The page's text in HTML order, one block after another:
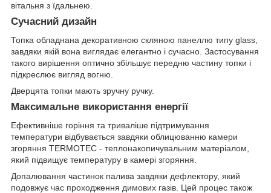
вітальня з їдальнею.
Сучасний дизайн
Топка обладнана декоративною скляною панеллю типу glass,
завдяки якій вона виглядає елегантно і сучасно. Застосування
такого вирішення оптично збільшує передню частину топки і
підкреслює вигляд вогню.
Дверцята топки мають зручну ручку.
Максимальне використання енергії
Ефективніше горіння та триваліше підтримування
температури відбувається завдяки облицюванню камери
згоряння TERMOTEC - теплонакопичувальним матеріалом,
який підвищує температуру в камері згоряння.
Допалювання частинок палива завдяки дефлектору, який
подовжує час проходження димових газів. Цей процес також